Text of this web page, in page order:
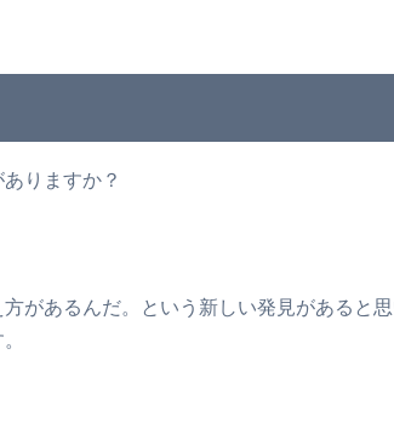
りますか？
があるんだ。という新しい発見があると